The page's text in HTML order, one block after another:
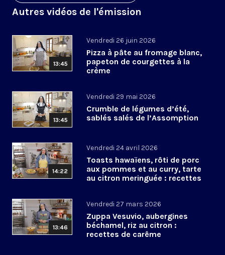
Autres vidéos de l'émission
13:45
Vendredi 26 juin 2026
Pizza à pâte au fromage blanc,
papeton de courgettes à la
crème
13:45
Vendredi 29 mai 2026
Crumble de légumes d’été,
sablés salés de l’Assomption
14:22
Vendredi 24 avril 2026
Toasts hawaïens, rôti de porc
aux pommes et au curry, tarte
au citron meringuée : recettes
13:46
Vendredi 27 mars 2026
Zuppa Vesuvio, aubergines
béchamel, riz au citron :
recettes de carême